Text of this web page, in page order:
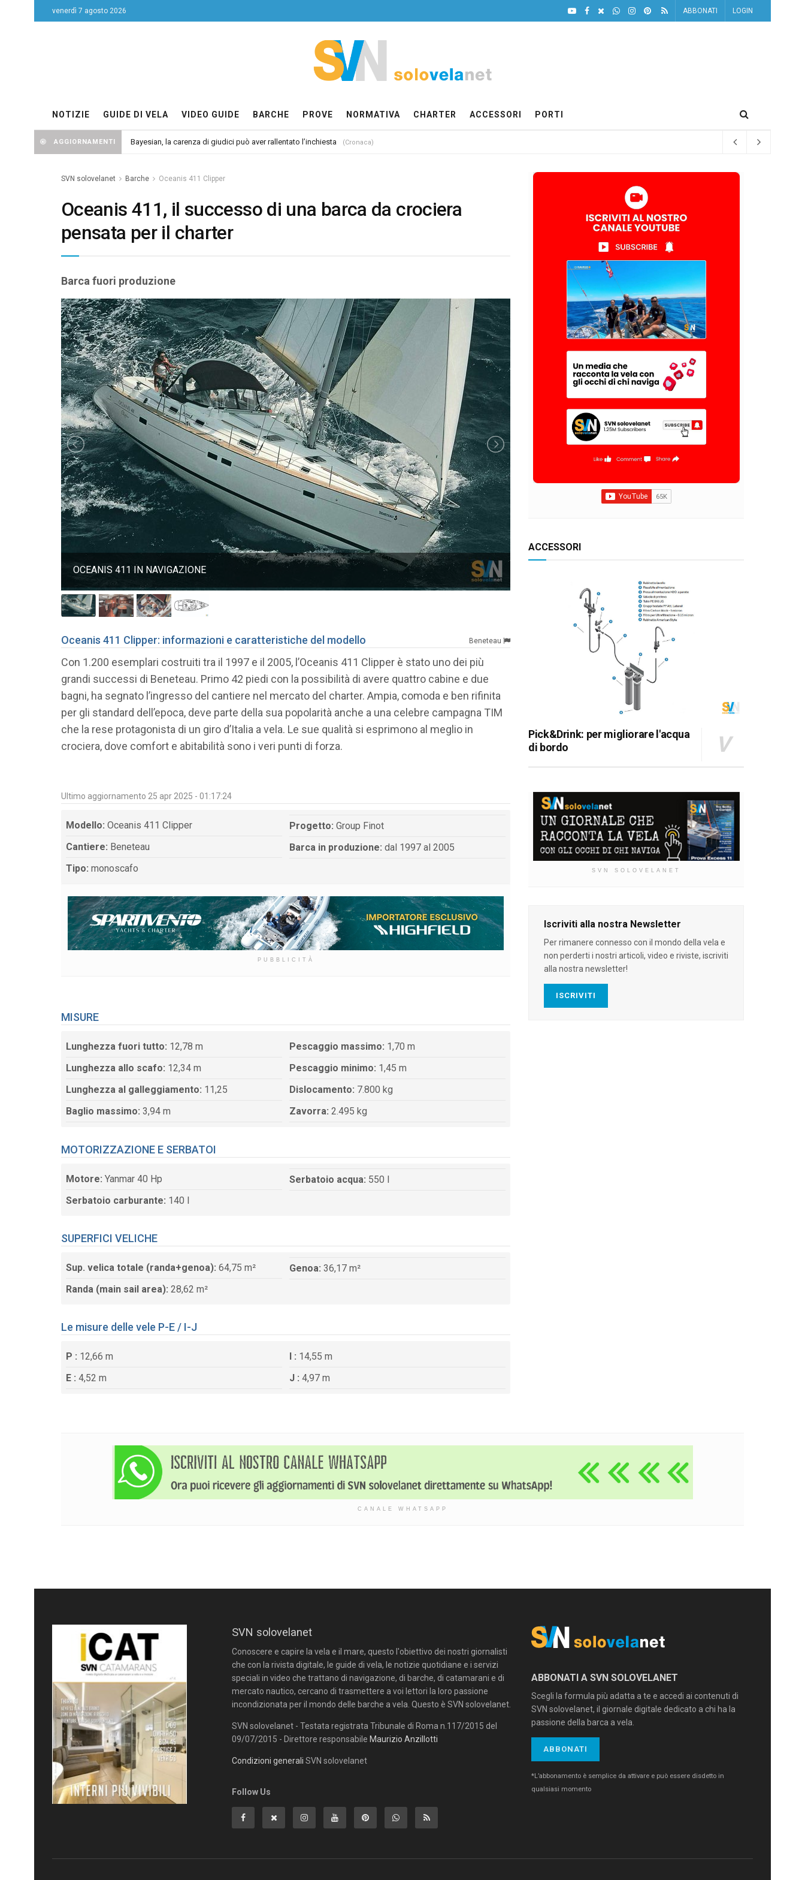
venerdì 7 agosto 2026 ABBONATI LOGIN
NOTIZIE GUIDE DI VELA VIDEO GUIDE BARCHE PROVE NORMATIVA CHARTER ACCESSORI PORTI
AGGIORNAMENTI Bayesian, la carenza di giudici può aver rallentato l’inchiesta (Cronaca)
SVN solovelanet Barche Oceanis 411 Clipper
Oceanis 411, il successo di una barca da crociera
pensata per il charter
Barca fuori produzione
OCEANIS 411 IN NAVIGAZIONE
Oceanis 411 Clipper: informazioni e caratteristiche del modello Beneteau
Con 1.200 esemplari costruiti tra il 1997 e il 2005, l’Oceanis 411 Clipper è stato uno dei più
grandi successi di Beneteau. Primo 42 piedi con la possibilità di avere quattro cabine e due
bagni, ha segnato l’ingresso del cantiere nel mercato del charter. Ampia, comoda e ben rifinita
per gli standard dell’epoca, deve parte della sua popolarità anche a una celebre campagna TIM
che la rese protagonista di un giro d’Italia a vela. Le sue qualità si esprimono al meglio in
crociera, dove comfort e abitabilità sono i veri punti di forza.
Ultimo aggiornamento 25 apr 2025 - 01:17:24
Modello: Oceanis 411 Clipper
Cantiere: Beneteau
Tipo: monoscafo
Progetto: Group Finot
Barca in produzione:
dal 1997 al 2005
PUBBLICITÀ
MISURE
Lunghezza fuori tutto: 12,78 m
Lunghezza allo scafo: 12,34 m
Lunghezza al galleggiamento: 11,25
Baglio massimo: 3,94 m
Pescaggio massimo: 1,70 m
Pescaggio minimo: 1,45 m
Dislocamento: 7.800 kg
Zavorra: 2.495 kg
MOTORIZZAZIONE E SERBATOI
Motore: Yanmar 40 Hp
Serbatoio carburante: 140 l
Serbatoio acqua: 550 l
SUPERFICI VELICHE
Sup. velica totale (randa+genoa): 64,75 m²
Randa (main sail area): 28,62 m²
Genoa: 36,17 m²
Le misure delle vele P-E / I-J
P : 12,66 m
E : 4,52 m
I : 14,55 m
J : 4,97 m
ACCESSORI
Pick&Drink: per migliorare l'acqua
di bordo
SVN SOLOVELANET
Iscriviti alla nostra Newsletter
Per rimanere connesso con il mondo della vela e
non perderti i nostri articoli, video e riviste, iscriviti
alla nostra newsletter!
ISCRIVITI
CANALE WHATSAPP
SVN solovelanet
Conoscere e capire la vela e il mare, questo l'obiettivo dei nostri giornalisti
che con la rivista digitale, le guide di vela, le notizie quotidiane e i servizi
speciali in video che trattano di navigazione, di barche, di catamarani e di
mercato nautico, cercano di trasmettere a voi lettori la loro passione
incondizionata per il mondo delle barche a vela. Questo è SVN solovelanet.
SVN solovelanet - Testata registrata Tribunale di Roma n.117/2015 del
09/07/2015 - Direttore responsabile Maurizio Anzillotti
Condizioni generali SVN solovelanet
Follow Us
ABBONATI A SVN SOLOVELANET
Scegli la formula più adatta a te e accedi ai contenuti di
SVN solovelanet, il giornale digitale dedicato a chi ha la
passione della barca a vela.
ABBONATI
*L’abbonamento è semplice da attivare e può essere disdetto in
qualsiasi momento